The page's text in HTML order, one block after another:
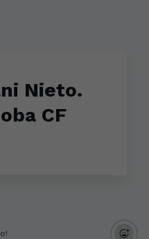
Nieto.
CF